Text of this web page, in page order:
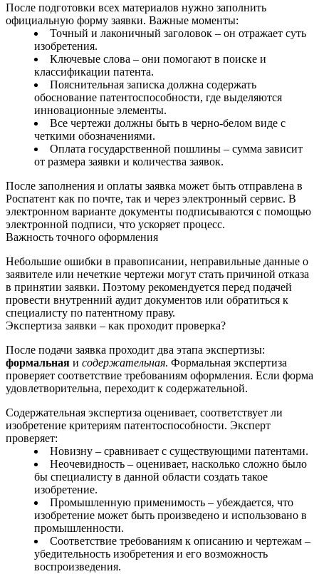
После подготовки всех материалов нужно заполнить
официальную форму заявки. Важные моменты:
Точный и лаконичный заголовок – он отражает суть
изобретения.
Ключевые слова – они помогают в поиске и
классификации патента.
Пояснительная записка должна содержать
обоснование патентоспособности, где выделяются
инновационные элементы.
Все чертежи должны быть в черно-белом виде с
четкими обозначениями.
Оплата государственной пошлины – сумма зависит
от размера заявки и количества заявок.
После заполнения и оплаты заявка может быть отправлена в
Роспатент как по почте, так и через электронный сервис. В
электронном варианте документы подписываются с помощью
электронной подписи, что ускоряет процесс.
Важность точного оформления
Небольшие ошибки в правописании, неправильные данные о
заявителе или нечеткие чертежи могут стать причиной отказа
в принятии заявки. Поэтому рекомендуется перед подачей
провести внутренний аудит документов или обратиться к
специалисту по патентному праву.
Экспертиза заявки – как проходит проверка?
После подачи заявка проходит два этапа экспертизы:
формальная и содержательная. Формальная экспертиза
проверяет соответствие требованиям оформления. Если форма
удовлетворительна, переходит к содержательной.
Содержательная экспертиза оценивает, соответствует ли
изобретение критериям патентоспособности. Эксперт
проверяет:
Новизну – сравнивает с существующими патентами.
Неочевидность – оценивает, насколько сложно было
бы специалисту в данной области создать такое
изобретение.
Промышленную применимость – убеждается, что
изобретение может быть произведено и использовано в
промышленности.
Соответствие требованиям к описанию и чертежам –
убедительность изобретения и его возможность
воспроизведения.